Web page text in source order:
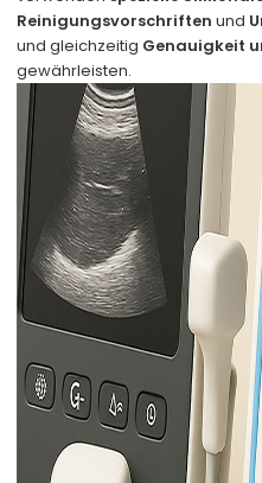
Reinigungsvorschriften und
und gleichzeitig Genauigkeit
gewährleisten.